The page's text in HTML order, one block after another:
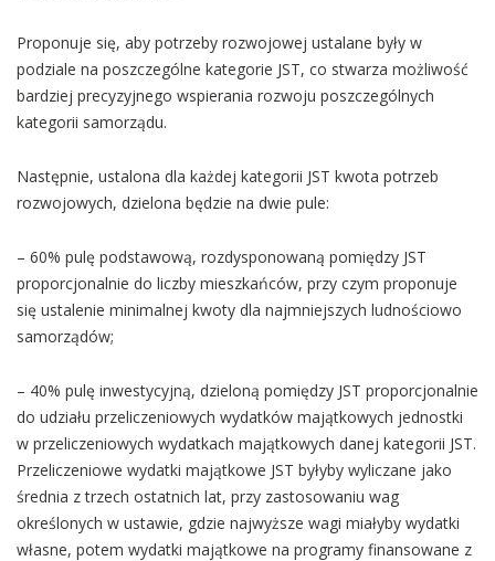
Proponuje się, aby potrzeby rozwojowej ustalane były w
podziale na poszczególne kategorie JST, co stwarza możliwość
bardziej precyzyjnego wspierania rozwoju poszczególnych
kategorii samorządu.
Następnie, ustalona dla każdej kategorii JST kwota potrzeb
rozwojowych, dzielona będzie na dwie pule:
– 60% pulę podstawową, rozdysponowaną pomiędzy JST
proporcjonalnie do liczby mieszkańców, przy czym proponuje
się ustalenie minimalnej kwoty dla najmniejszych ludnościowo
samorządów;
– 40% pulę inwestycyjną, dzieloną pomiędzy JST proporcjonalnie
do udziału przeliczeniowych wydatków majątkowych jednostki
w przeliczeniowych wydatkach majątkowych danej kategorii JST.
Przeliczeniowe wydatki majątkowe JST byłyby wyliczane jako
średnia z trzech ostatnich lat, przy zastosowaniu wag
określonych w ustawie, gdzie najwyższe wagi miałyby wydatki
własne, potem wydatki majątkowe na programy finansowane z